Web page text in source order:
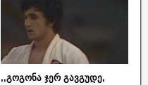
,,გოგონა ჯერ გავგუდე,